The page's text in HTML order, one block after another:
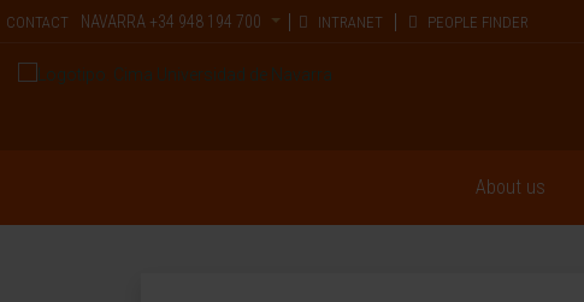
CONTACT NAVARRA +34 948 194 700 INTRANET PEOPLE FINDER
About us